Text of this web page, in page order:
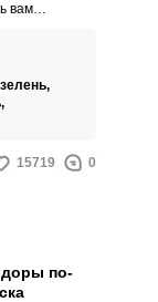
вам
корейски
зелень,
15719 0
по-